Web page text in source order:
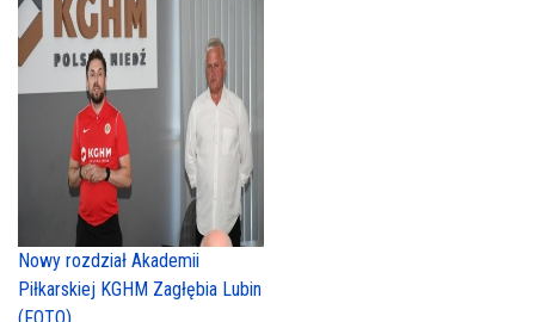
Nowy rozdział Akademii
Piłkarskiej KGHM Zagłębia Lubin